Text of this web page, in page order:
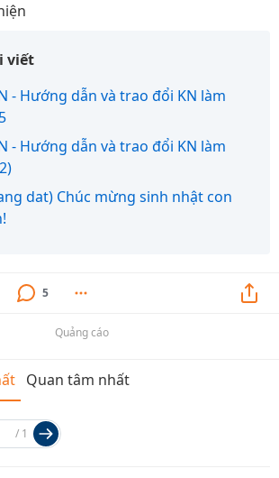
viết
- Hướng dẫn và trao đổi KN làm
- Hướng dẫn và trao đổi KN làm
dat) Chúc mừng sinh nhật con
5
Quảng cáo
Quan tâm nhất
/ 1